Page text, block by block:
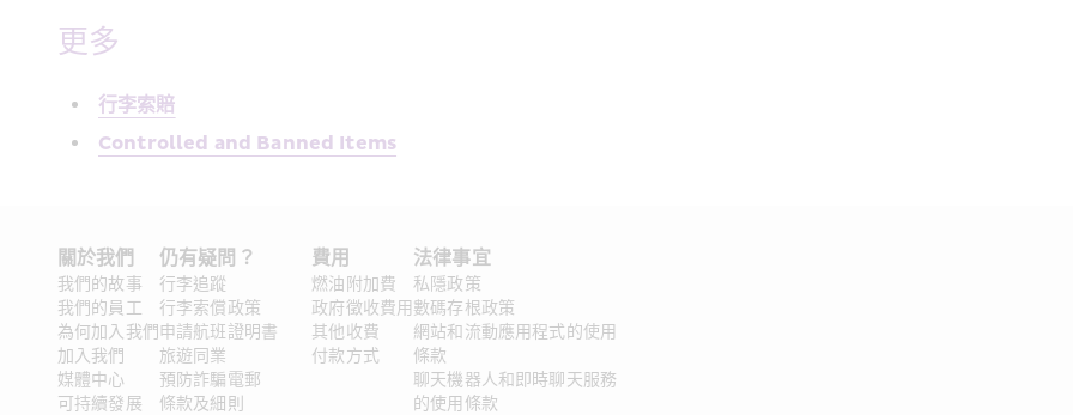
更多
行李索賠
Controlled and Banned Items
關於我們
我們的故事
我們的員工
為何加入我們
加入我們
媒體中心
可持續發展
仍有疑問？
行李追蹤
行李索償政策
申請航班證明書
旅遊同業
預防詐騙電郵
條款及細則
費用
燃油附加費
政府徵收費用
其他收費
付款方式
法律事宜
私隱政策
數碼存根政策
網站和流動應用程式的使用
條款
聊天機器人和即時聊天服務
的使用條款